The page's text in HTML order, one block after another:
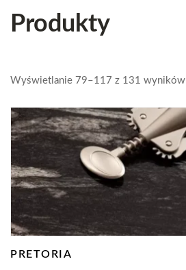
Produkty
Wyświetlanie 79–117 z 131 wyników
PRETORIA